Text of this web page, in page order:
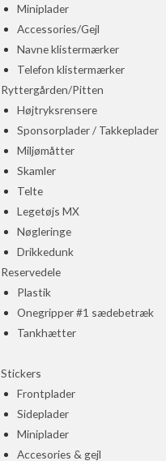
Miniplader
Accessories/Gejl
Navne klistermærker
Telefon klistermærker
Ryttergården/Pitten
Højtryksrensere
Sponsorplader / Takkeplader
Miljømåtter
Skamler
Telte
Legetøjs MX
Nøgleringe
Drikkedunk
Reservedele
Plastik
Onegripper #1 sædebetræk
Tankhætter
Stickers
Frontplader
Sideplader
Miniplader
Accesories & gejl